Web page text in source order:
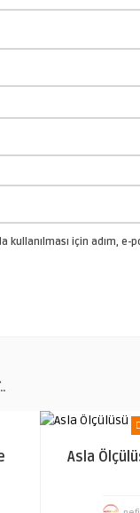
kullanılması için adım,
Asla